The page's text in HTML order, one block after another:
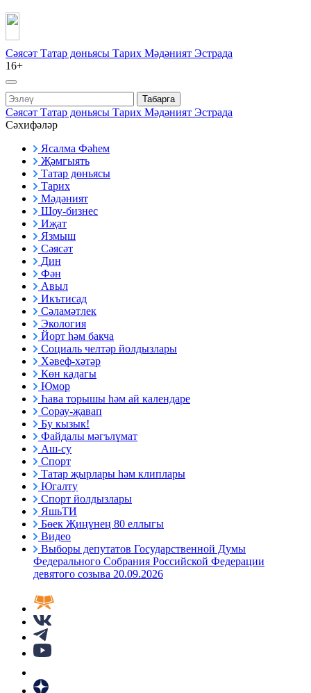
Сәясәт Татар дөньясы Тарих Мәдәният Эстрада
16+
Табарга
Сәясәт Татар дөньясы Тарих Мәдәният Эстрада
Сәхифәләр
Ясалма Фәһем
Җәмгыять
Татар дөньясы
Тарих
Мәдәният
Шоу-бизнес
Иҗат
Язмыш
Сәясәт
Дин
Фән
Авыл
Икътисад
Сәламәтлек
Экология
Йорт һәм бакча
Социаль челтәр йолдызлары
Хәвеф-хәтәр
Көн кадагы
Юмор
Һава торышы һәм ай календаре
Сорау-җавап
Бу кызык!
Файдалы мәгълүмат
Аш-су
Спорт
Татар җырлары һәм клиплары
Югалту
Спорт йолдызлары
ЯшьТИ
Бөек Җиңүнең 80 еллыгы
Видео
Выборы депутатов Государственной Думы
Федерального Собрания Российской Федерации
девятого созыва 20.09.2026